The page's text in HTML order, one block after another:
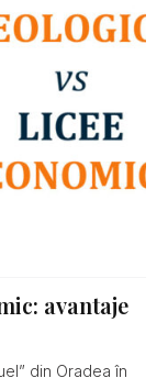
avantaje
din Oradea în